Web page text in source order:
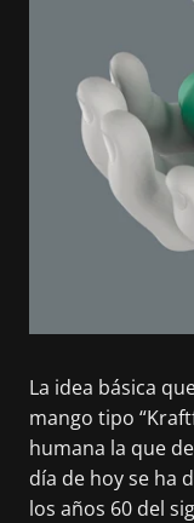
La idea básica
mango tipo
humana la que
día de hoy se ha
los años 60 del